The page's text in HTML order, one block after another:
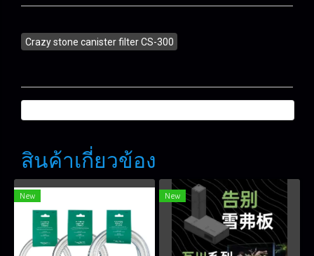
Crazy stone canister filter CS-300
สินค้าเกี่ยวข้อง
New New